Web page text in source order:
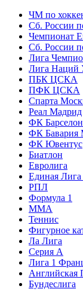
ЧМ по
Сб. России
Чемпионат
Сб. России
Лига
Лига
ПБК ЦСКА
ПФК ЦСКА
Спарта
Реал Мадрид
ФК
ФК Бавария
ФК Ювентус
Биатлон
Евролига
Единая
РПЛ
Формула 1
MMA
Теннис
Фигурное
Ла Лига
Серия А
Лига 1
Английская
Бундеслига